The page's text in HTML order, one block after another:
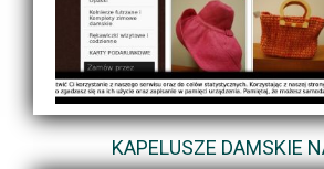
KAPELUSZE DAMSKIE